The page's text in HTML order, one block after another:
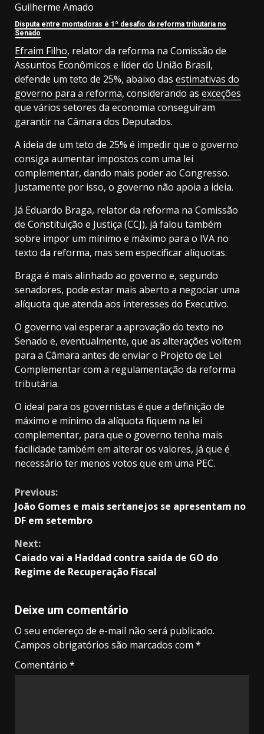
Guilherme Amado
Disputa entre montadoras é 1º desafio da reforma tributária no
Senado
Efraim Filho, relator da reforma na Comissão de
Assuntos Econômicos e líder do União Brasil,
defende um teto de 25%, abaixo das estimativas do
governo para a reforma, considerando as exceções
que vários setores da economia conseguiram
garantir na Câmara dos Deputados.
A ideia de um teto de 25% é impedir que o governo
consiga aumentar impostos com uma lei
complementar, dando mais poder ao Congresso.
Justamente por isso, o governo não apoia a ideia.
Já Eduardo Braga, relator da reforma na Comissão
de Constituição e Justiça (CCJ), já falou também
sobre impor um mínimo e máximo para o IVA no
texto da reforma, mas sem especificar alíquotas.
Braga é mais alinhado ao governo e, segundo
senadores, pode estar mais aberto a negociar uma
alíquota que atenda aos interesses do Executivo.
O governo vai esperar a aprovação do texto no
Senado e, eventualmente, que as alterações voltem
para a Câmara antes de enviar o Projeto de Lei
Complementar com a regulamentação da reforma
tributária.
O ideal para os governistas é que a definição de
máximo e mínimo da alíquota fiquem na lei
complementar, para que o governo tenha mais
facilidade também em alterar os valores, já que é
necessário ter menos votos que em uma PEC.
Continue
Reading
Previous:
João Gomes e mais sertanejos se apresentam no
DF em setembro
Next:
Caiado vai a Haddad contra saída de GO do
Regime de Recuperação Fiscal
Deixe um comentário
O seu endereço de e-mail não será publicado.
Campos obrigatórios são marcados com *
Comentário *